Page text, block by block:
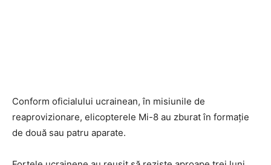
Conform oficialului ucrainean, în misiunile de
reaprovizionare, elicopterele Mi-8 au zburat în formaţie
de două sau patru aparate.